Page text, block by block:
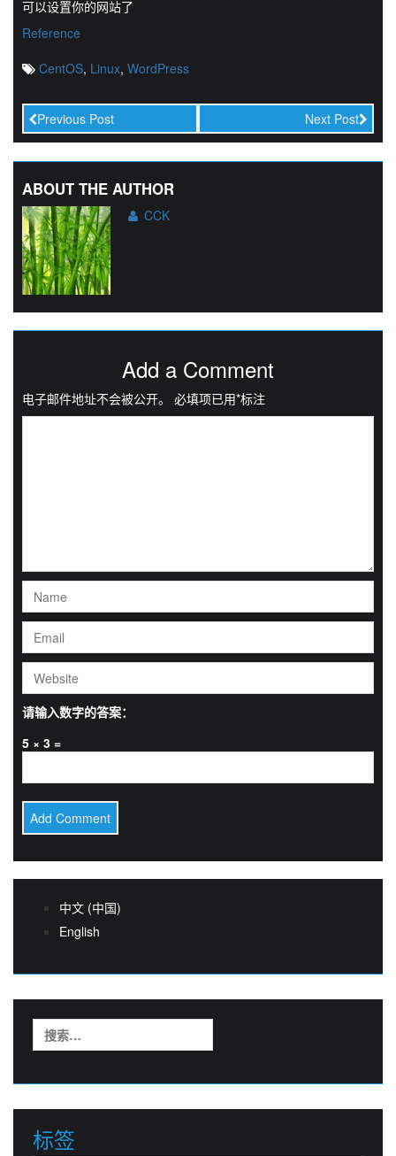
可以设置你的网站了
Reference
CentOS, Linux, WordPress
Previous Post Next Post
ABOUT THE AUTHOR
CCK
Add a Comment
电子邮件地址不会被公开。 必填项已用*标注
请输入数字的答案：
5 × 3 =
中文 (中国)
English
索：
标签